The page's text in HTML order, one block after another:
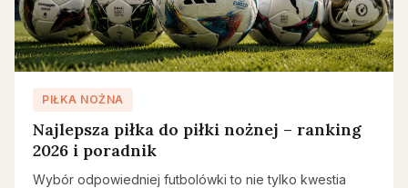
PIŁKA NOŻNA
Najlepsza piłka do piłki nożnej – ranking
2026 i poradnik
Wybór odpowiedniej futbolówki to nie tylko kwestia